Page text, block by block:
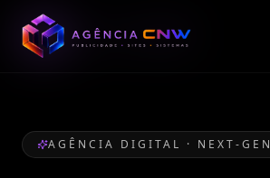
AGÊNCIA DIGITAL · NEXT-GEN